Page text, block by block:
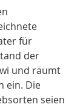
für
der
und räumt
ein. Die
seien